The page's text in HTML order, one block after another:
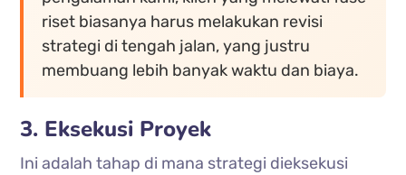
riset biasanya harus melakukan revisi
strategi di tengah jalan, yang justru
membuang lebih banyak waktu dan biaya.
3. Eksekusi Proyek
Ini adalah tahap di mana strategi dieksekusi